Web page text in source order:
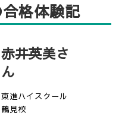
も自由に学ぶことが
会イノベーション、
域戦略の5つに大きく
端情報システム、先
格体験記
赤井英美さ
ん
東進ハイスクール
鶴見校